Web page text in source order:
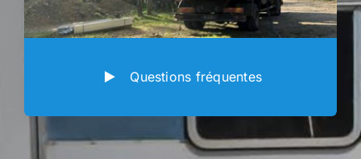
Questions fréquentes